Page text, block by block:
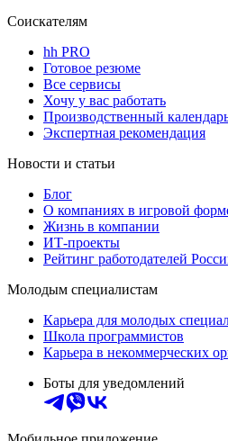
Соискателям
hh PRO
Готовое резюме
Все сервисы
Хочу у вас работать
Производственный
Экспертная рекомендация
Новости и статьи
Блог
О компаниях в игровой
Жизнь в компании
ИТ-проекты
Рейтинг работодателей
Молодым специалистам
Карьера для молодых
Школа программистов
Карьера в некоммерческих
Боты для уведомлений